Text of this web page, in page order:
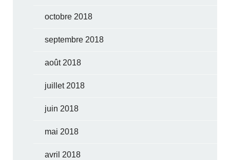
octobre 2018
septembre 2018
août 2018
juillet 2018
juin 2018
mai 2018
avril 2018